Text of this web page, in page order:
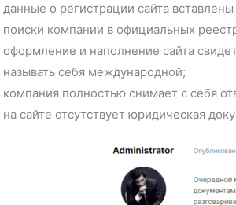
данные о регистрации сайта
поиски компании в официальных
оформление и наполнение сайта
называть себя международной;
компания полностью снимает с себя
на сайте отсутствует юридическая